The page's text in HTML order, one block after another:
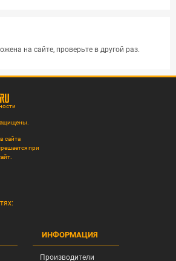
на сайте, проверьте в другой раз.
сайта
при
ИНФОРМАЦИЯ
Производители